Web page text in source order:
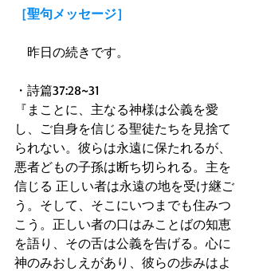
［聖句メッセージ］
昨日の続きです。
・詩篇37:28~31
『まことに、主なる神様は公義を愛
し、ご自身を信じる聖徒たちを見捨て
られない。彼らは永遠に保たれるが、
悪者どもの子孫は断ち切られる。主を
信じる 正しい者は永遠の地を受け継ご
う。そして、そこにいつまでも住みつ
こう。正しい者の口はみことばの知恵
を語り、その舌は公義を告げる。心に
神のみおしえがあり、彼らの歩みはよ